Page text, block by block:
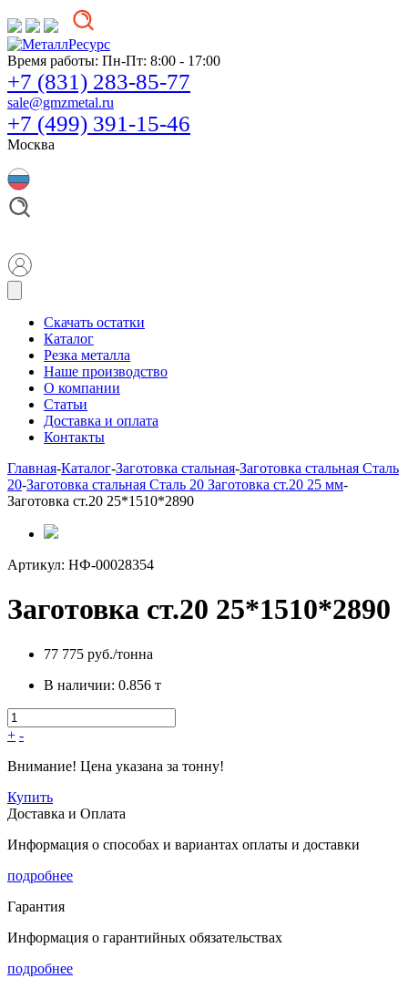
Время работы: Пн-Пт: 8:00 - 17:00
+7 (831) 283-85-77
sale@gmzmetal.ru
+7 (499) 391-15-46
Москва
Скачать остатки
Каталог
Резка металла
Наше производство
О компании
Статьи
Доставка и оплата
Контакты
Главная-Каталог-Заготовка стальная-Заготовка стальная Сталь
20-Заготовка стальная Сталь 20 Заготовка ст.20 25 мм-
Заготовка ст.20 25*1510*2890
Артикул: НФ-00028354
Заготовка ст.20 25*1510*2890
77 775 руб./тонна
В наличии: 0.856 т
+ -
Внимание! Цена указана за тонну!
Купить
Доставка и Оплата
Информация о способах и вариантах оплаты и доставки
подробнее
Гарантия
Информация о гарантийных обязательствах
подробнее